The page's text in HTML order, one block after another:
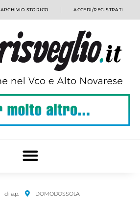
ARCHIVIO STORICO ACCEDI/REGISTRATI
di a.p. DOMODOSSOLA